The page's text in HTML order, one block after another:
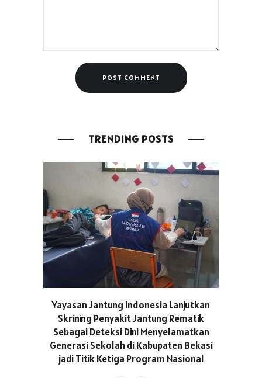
TRENDING POSTS
Yayasan Jantung Indonesia Lanjutkan
Skrining Penyakit Jantung Rematik
Sebagai Deteksi Dini Menyelamatkan
Generasi Sekolah di Kabupaten Bekasi
jadi Titik Ketiga Program Nasional